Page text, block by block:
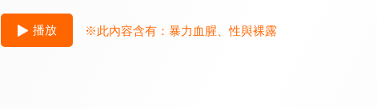
播放 ※此內容含有： 暴力血腥 、性與裸露